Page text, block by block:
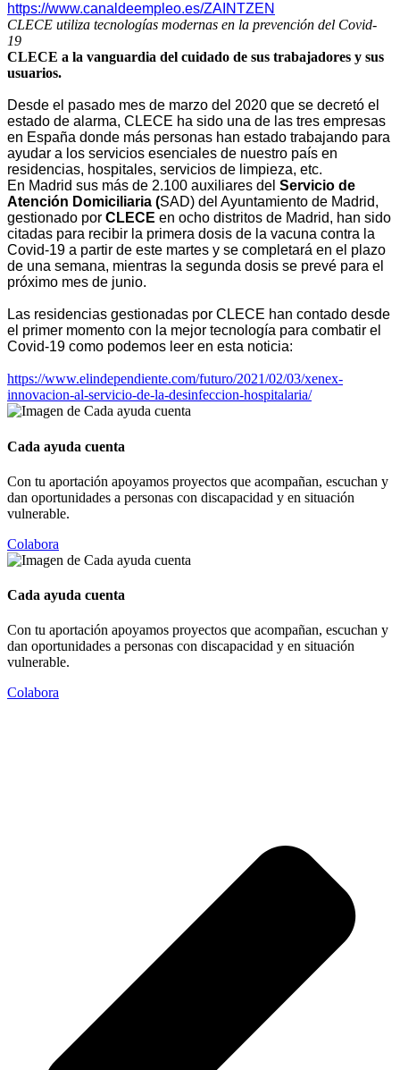
https://www.canaldeempleo.es/ZAINTZEN
CLECE utiliza tecnologías modernas en la prevención del Covid-
19
CLECE a la vanguardia del cuidado de sus trabajadores y sus
usuarios.
Desde el pasado mes de marzo del 2020 que se decretó el
estado de alarma, CLECE ha sido una de las tres empresas
en España donde más personas han estado trabajando para
ayudar a los servicios esenciales de nuestro país en
residencias, hospitales, servicios de limpieza, etc.
En Madrid sus más de 2.100 auxiliares del Servicio de
Atención Domiciliaria (SAD) del Ayuntamiento de Madrid,
gestionado por CLECE en ocho distritos de Madrid, han sido
citadas para recibir la primera dosis de la vacuna contra la
Covid-19 a partir de este martes y se completará en el plazo
de una semana, mientras la segunda dosis se prevé para el
próximo mes de junio.
Las residencias gestionadas por CLECE han contado desde
el primer momento con la mejor tecnología para combatir el
Covid-19 como podemos leer en esta noticia:
https://www.elindependiente.com/futuro/2021/02/03/xenex-
innovacion-al-servicio-de-la-desinfeccion-hospitalaria/
Cada ayuda cuenta
Con tu aportación apoyamos proyectos que acompañan, escuchan y
dan oportunidades a personas con discapacidad y en situación
vulnerable.
Colabora
Cada ayuda cuenta
Con tu aportación apoyamos proyectos que acompañan, escuchan y
dan oportunidades a personas con discapacidad y en situación
vulnerable.
Colabora